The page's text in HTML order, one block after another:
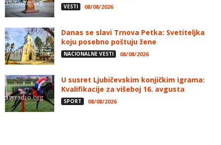
VESTI 08/08/2026
Danas se slavi Trnova Petka: Svetiteljka
koju posebno poštuju žene
NACIONALNE VESTI 08/08/2026
U susret Ljubičevskim konjičkim igrama:
Kvalifikacije za višeboj 16. avgusta
SPORT 08/08/2026